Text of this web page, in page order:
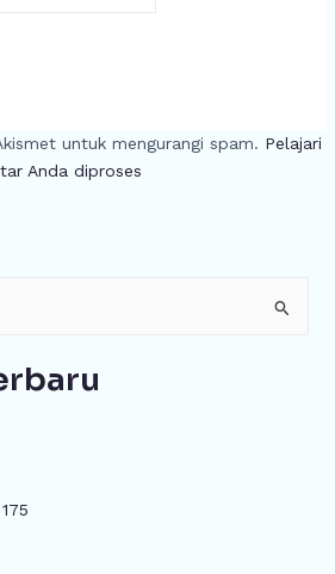
untuk mengurangi spam. Pelajari
Anda diproses